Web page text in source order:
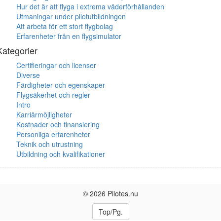
Hur det är att flyga i extrema väderförhållanden
Utmaningar under pilotutbildningen
Att arbeta för ett stort flygbolag
Erfarenheter från en flygsimulator
Certifieringar och licenser
Diverse
Färdigheter och egenskaper
Flygsäkerhet och regler
Intro
Karriärmöjligheter
Kostnader och finansiering
Personliga erfarenheter
Teknik och utrustning
Utbildning och kvalifikationer
© 2026 Pilotes.nu
Top/Pg.